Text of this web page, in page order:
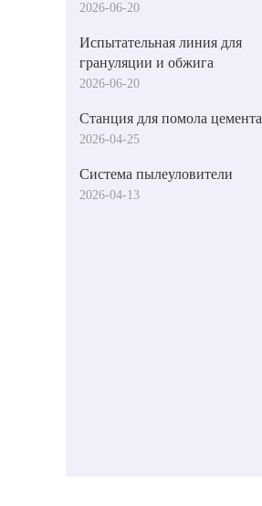
2026-06-20
Испытательная линия для
грануляции и обжига
2026-06-20
Станция для помола цемента
2026-04-25
Система пылеуловители
2026-04-13